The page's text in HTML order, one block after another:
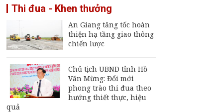
giảm mức cung cấp
điện trên địa bàn tỉnh
An Giang ngày 6 -
7/8/2026
Đại tá Nguyễn Việt
Chính ủy Bộ Chỉ huy
Quân sự tỉnh An
Giang
Thường trực UBND
Thi đua - Khen thưởng
An Giang tăng tốc hoàn
thiện hạ tầng giao thông
chiến lược
Chủ tịch UBND tỉnh Hồ
Văn Mừng: Đổi mới
phong trào thi đua theo
hướng thiết thực, hiệu
quả